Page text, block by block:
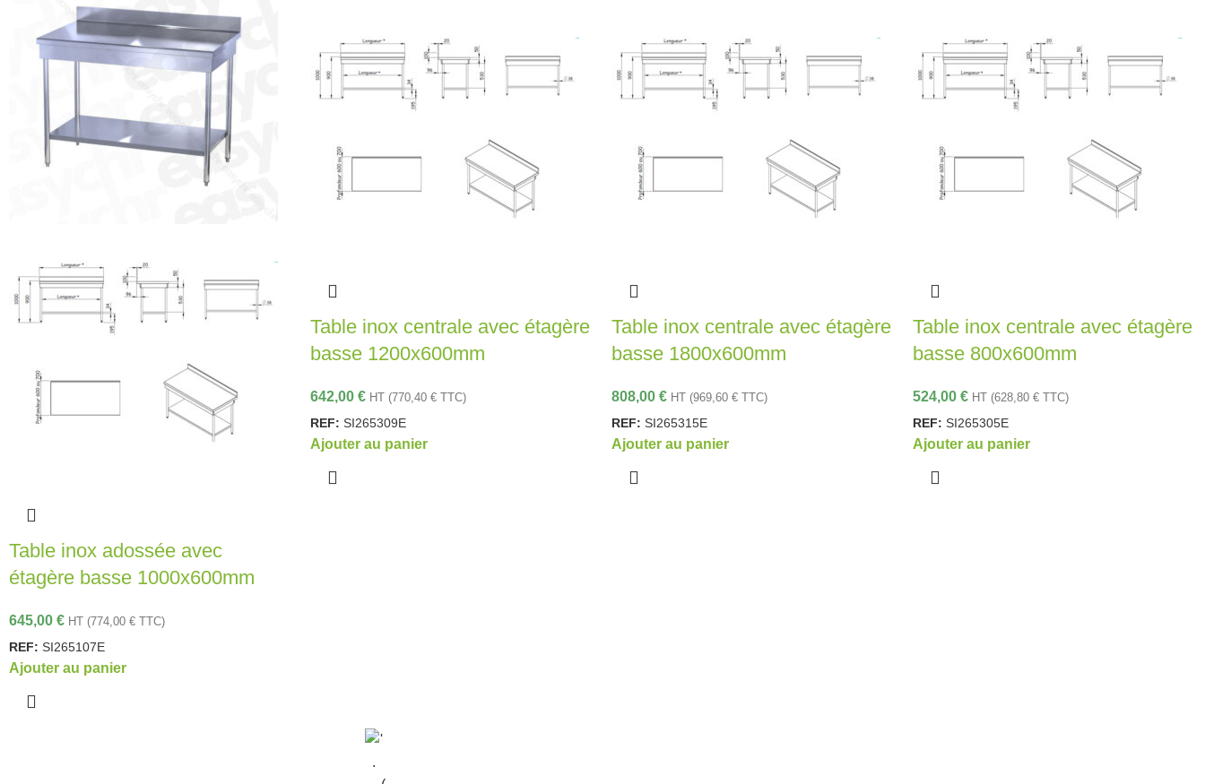
Table inox adossée avec
étagère basse 1000x600mm
645,00 € HT (774,00 € TTC)
REF: SI265107E
Ajouter au panier
Table inox centrale avec étagère
basse 1200x600mm
642,00 € HT (770,40 € TTC)
REF: SI265309E
Ajouter au panier
Table inox centrale avec étagère
basse 1800x600mm
808,00 € HT (969,60 € TTC)
REF: SI265315E
Ajouter au panier
Table inox centrale avec étagère
basse 800x600mm
524,00 € HT (628,80 € TTC)
REF: SI265305E
Ajouter au panier